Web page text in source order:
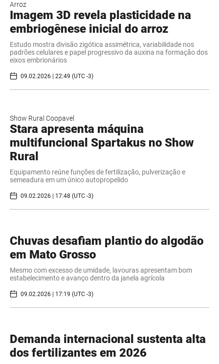
Arroz
Imagem 3D revela plasticidade na
embriogênese inicial do arroz
Estudo mostra divisão zigótica assimétrica, variabilidade nos
padrões celulares e papel progressivo da auxina na formação dos
eixos embrionários
09.02.2026 | 22:49 (UTC -3)
Show Rural Coopavel
Stara apresenta máquina
multifuncional Spartakus no Show
Rural
Equipamento reúne funções de fertilização, pulverização e
semeadura em um único autopropelido
09.02.2026 | 17:48 (UTC -3)
Chuvas desafiam plantio do algodão
em Mato Grosso
Mesmo com excesso de umidade, lavouras apresentam bom
estabelecimento e avanço dentro da janela agrícola
09.02.2026 | 17:19 (UTC -3)
Demanda internacional sustenta alta
dos fertilizantes em 2026